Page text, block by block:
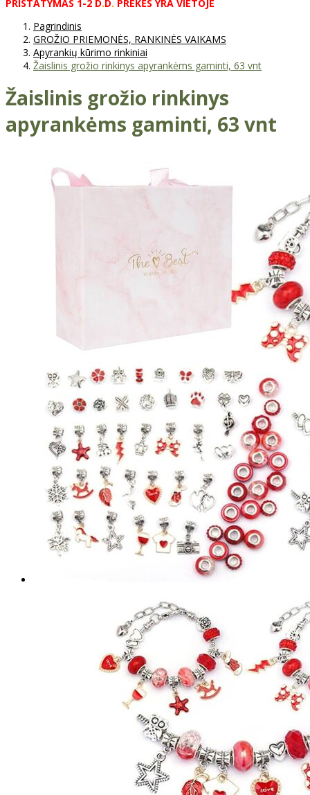
PRISTATYMAS 1-2 D. D. PREKĖS YRA VIETOJE
Pagrindinis
GROŽIO PRIEMONĖS, RANKINĖS VAIKAMS
Apyrankių kūrimo rinkiniai
Žaislinis grožio rinkinys apyrankėms gaminti, 63 vnt
Žaislinis grožio rinkinys
apyrankėms gaminti, 63 vnt